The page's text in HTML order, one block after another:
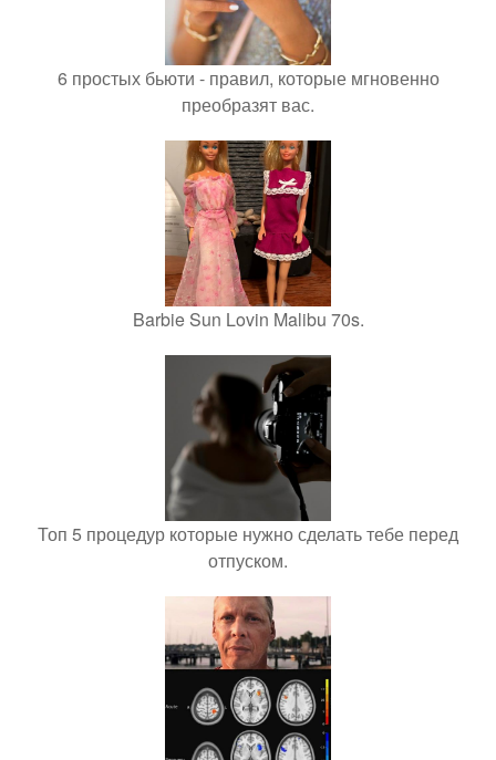
6 простых бьюти - правил, которые мгновенно
преобразят вас.
Barbie Sun Lovin Malibu 70s.
Топ 5 процедур которые нужно сделать тебе перед
отпуском.